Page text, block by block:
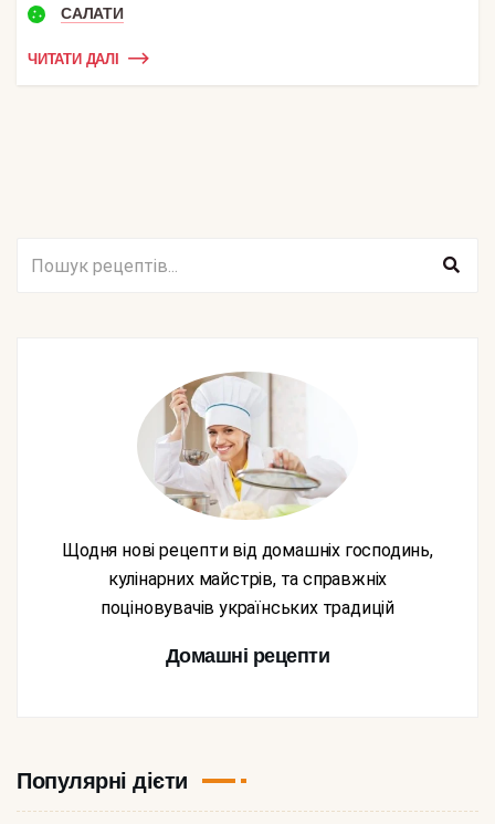
САЛАТИ
ЧИТАТИ ДАЛІ
Щодня нові рецепти від домашніх господинь,
кулінарних майстрів, та справжніх
поціновувачів українських традицій
Домашні рецепти
Популярні дієти